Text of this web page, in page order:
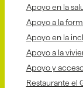
Apoyo en la
Apoyo a la
Apoyo en la
Apoyo a la
Apoyo y
Restaurante el